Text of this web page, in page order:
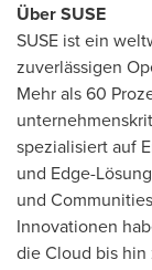
Über SUSE
SUSE ist ein
zuverlässigen
Mehr als 60
spezialisiert auf
und Edge-
und
Innovationen
die Cloud bis hin